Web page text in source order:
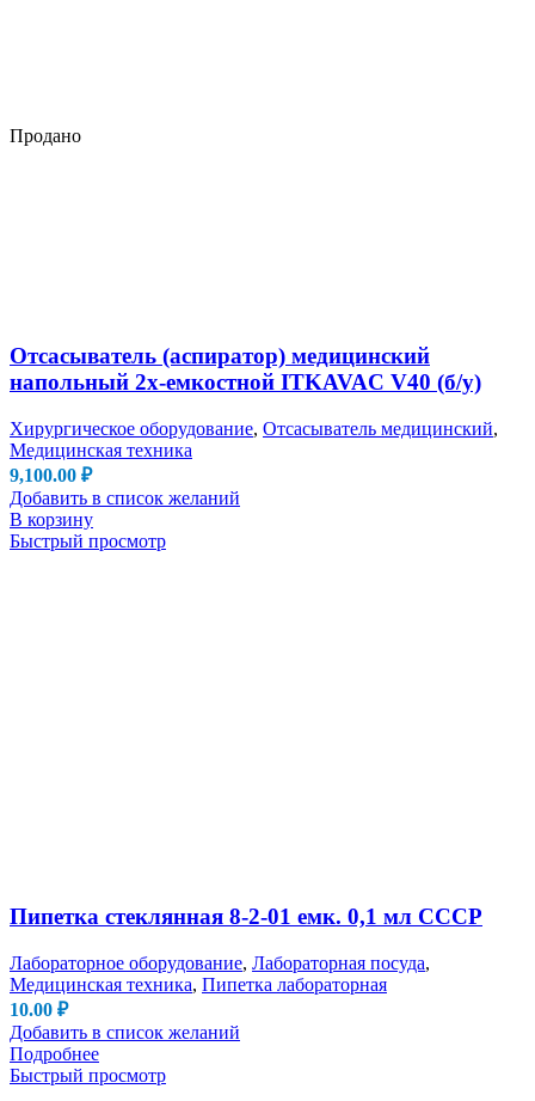
Продано
Отсасыватель (аспиратор) медицинский
напольный 2х-емкостной ITKAVAC V40 (б/у)
Хирургическое оборудование, Отсасыватель медицинский,
Медицинская техника
9,100.00 ₽
Добавить в список желаний
В корзину
Быстрый просмотр
Пипетка стеклянная 8-2-01 емк. 0,1 мл СССР
Лабораторное оборудование, Лабораторная посуда,
Медицинская техника, Пипетка лабораторная
10.00 ₽
Добавить в список желаний
Подробнее
Быстрый просмотр